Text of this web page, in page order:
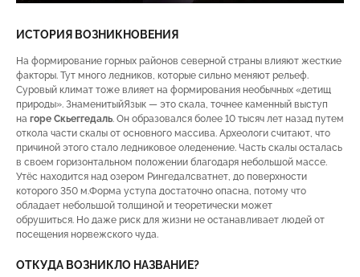
ИСТОРИЯ ВОЗНИКНОВЕНИЯ
На формирование горных районов северной страны влияют жесткие
факторы. Тут много ледников, которые сильно меняют рельеф.
Суровый климат тоже влияет на формирования необычных «детищ
природы». ЗнаменитыйЯзык — это скала, точнее каменный выступ
на горе Скьеггедаль. Он образовался более 10 тысяч лет назад путем
откола части скалы от основного массива. Археологи считают, что
причиной этого стало ледниковое оледенение. Часть скалы осталась
в своем горизонтальном положении благодаря небольшой массе.
Утёс находится над озером Рингедалсватнет, до поверхности
которого 350 м.Форма уступа достаточно опасна, потому что
обладает небольшой толщиной и теоретически может
обрушиться. Но даже риск для жизни не останавливает людей от
посещения норвежского чуда.
ОТКУДА ВОЗНИКЛО НАЗВАНИЕ?